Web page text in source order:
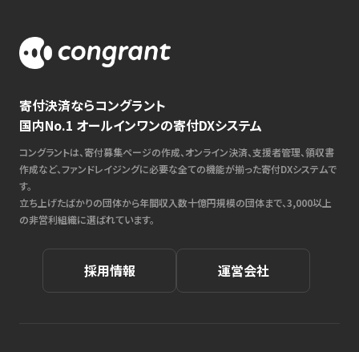
寄付決済ならコングラント
国内No.1 オールインワンの寄付DXシステム
コングラントは、寄付募集ページの作成、オンライン決済、支援者管理、領収書
作成など、ファンドレイジングに必要な全ての機能が揃った寄付DXシステムで
す。
立ち上げたばかりの団体から年間収入数十億円規模の団体まで、3,000以上
の非営利組織に選ばれています。
採用情報 運営会社